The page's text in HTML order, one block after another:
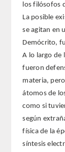
HONOR
HISTÓRICO DE
NÚMERO
NACIONALES
EXTRANJEROS
los filósofos
La posible
se agitan en
Demócrito,
A lo largo de
fueron
materia,
átomos de
como si
según
física de la
síntesis